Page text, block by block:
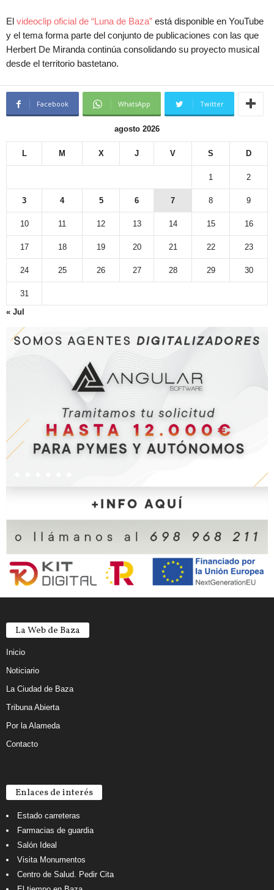
El videoclip oficial de “Luna de Baza” está disponible en YouTube
y el tema forma parte del conjunto de publicaciones con las que
Herbert De Miranda continúa consolidando su proyecto musical
desde el territorio bastetano.
Facebook WhatsApp Twitter
agosto 2026
L M X J V S D
1 2
3 4 5 6 7 8 9
10 11 12 13 14 15 16
17 18 19 20 21 22 23
24 25 26 27 28 29 30
31
« Jul
La Web de Baza
Inicio
Noticiario
La Ciudad de Baza
Tribuna Abierta
Por la Alameda
Contacto
Enlaces de interés
Estado carreteras
Farmacias de guardia
Salón Ideal
Visita Monumentos
Centro de Salud. Pedir Cita